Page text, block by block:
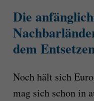
Die
dem
Noch hält sich
mag sich schon in